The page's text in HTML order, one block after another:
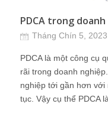
PDCA trong doanh
Tháng Chín 5, 2023
PDCA là một công cụ
rãi trong doanh
nghiệp tới gần hơn với
tục. Vậy cụ thể PDCA